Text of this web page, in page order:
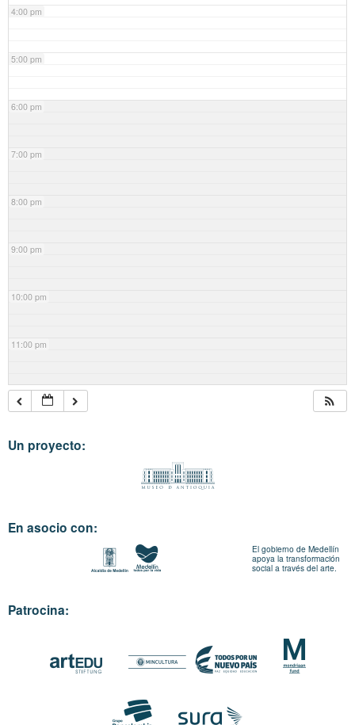
4:00 pm
5:00 pm
6:00 pm
7:00 pm
8:00 pm
9:00 pm
10:00 pm
11:00 pm
Un proyecto:
En asocio con:
El gobierno de Medellín
apoya la transformación
social a través del arte.
Patrocina: